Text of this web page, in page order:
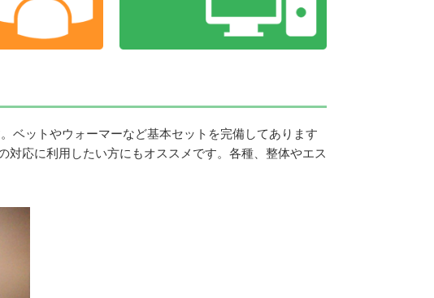
ベットやウォーマーなど基本セットを完備してあります
応に利用したい方にもオススメです。各種、整体やエス